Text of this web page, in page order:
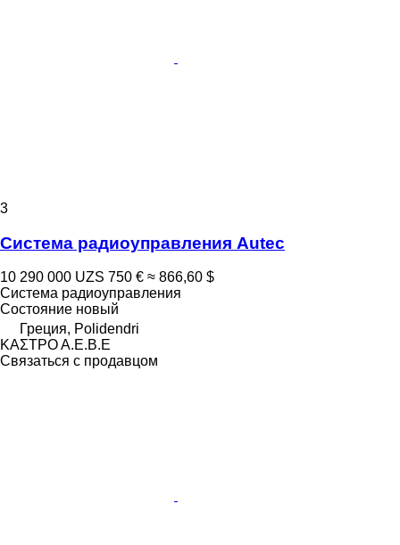
3
Система радиоуправления Autec
10 290 000 UZS 750 € ≈ 866,60 $
Система радиоуправления
Состояние новый
Греция, Polidendri
ΚΑΣΤΡΟ Α.Ε.Β.Ε
Связаться с продавцом